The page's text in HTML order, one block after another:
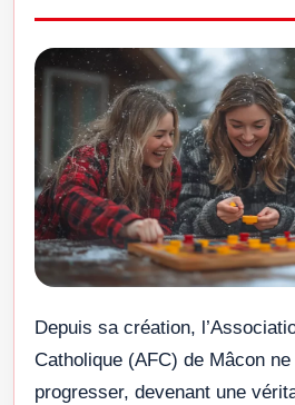
Depuis sa création,
Catholique (AFC) de Mâcon
progresser, devenant une